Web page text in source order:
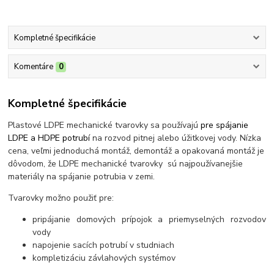
Kompletné špecifikácie
Komentáre 0
Kompletné špecifikácie
Plastové LDPE mechanické tvarovky sa používajúpre spájanie
LDPE a HDPE potrubína rozvod pitnej alebo úžitkovej vody. Nízka
cena, veľmi jednoduchá montáž, demontáž a opakovaná montáž je
dôvodom, že LDPE mechanické tvarovky sú najpoužívanejšie
materiály na spájanie potrubia v zemi.
Tvarovky možno použiť pre:
pripájanie domových prípojok a priemyselných rozvodov
vody
napojenie sacích potrubí v studniach
kompletizáciu závlahových systémov